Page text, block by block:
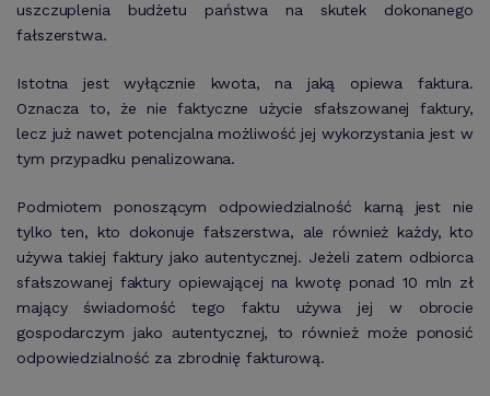
uszczuplenia budżetu państwa na skutek dokonanego
fałszerstwa.
Istotna jest wyłącznie kwota, na jaką opiewa faktura.
Oznacza to, że nie faktyczne użycie sfałszowanej faktury,
lecz już nawet potencjalna możliwość jej wykorzystania jest w
tym przypadku penalizowana.
Podmiotem ponoszącym odpowiedzialność karną jest nie
tylko ten, kto dokonuje fałszerstwa, ale również każdy, kto
używa takiej faktury jako autentycznej. Jeżeli zatem odbiorca
sfałszowanej faktury opiewającej na kwotę ponad 10 mln zł
mający świadomość tego faktu używa jej w obrocie
gospodarczym jako autentycznej, to również może ponosić
odpowiedzialność za zbrodnię fakturową.